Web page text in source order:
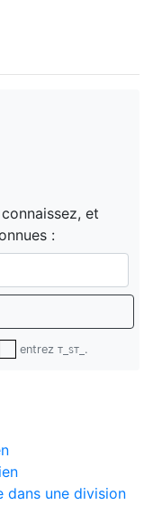
et
:
entrez T_ST_ .
dans une division